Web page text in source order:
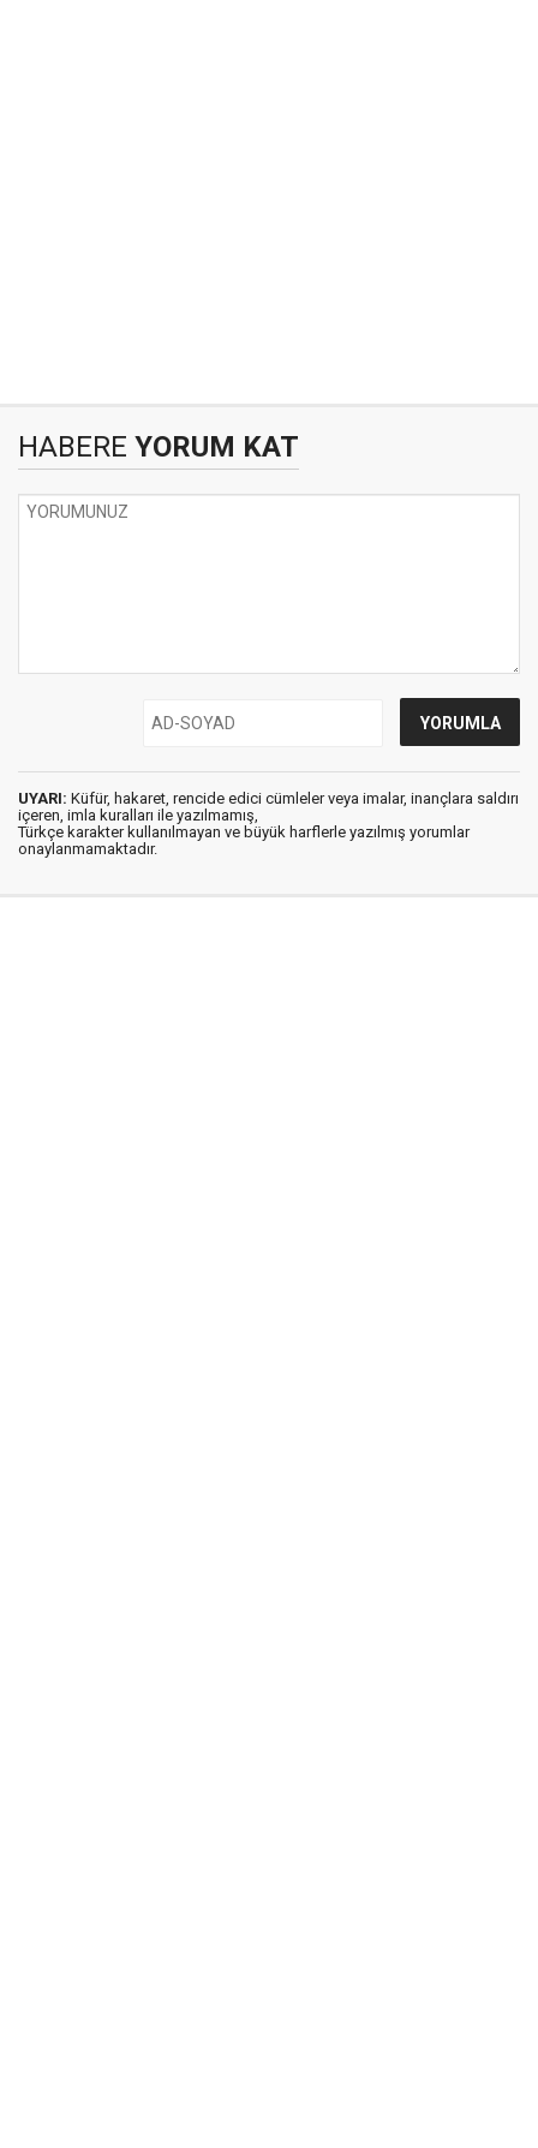
HABERE YORUM KAT
UYARI: Küfür, hakaret, rencide edici cümleler veya imalar, inançlara saldırı
içeren, imla kuralları ile yazılmamış,
Türkçe karakter kullanılmayan ve büyük harflerle yazılmış yorumlar
onaylanmamaktadır.